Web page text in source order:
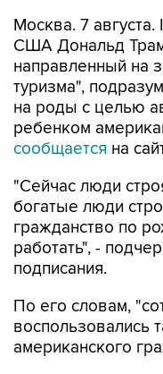
Москва. 7
США Дональд
направленный на
туризма",
на роды с целью
ребенком
сообщается на
"Сейчас люди
богатые люди
гражданство по
работать", -
подписания.
По его словам,
воспользовались
американского